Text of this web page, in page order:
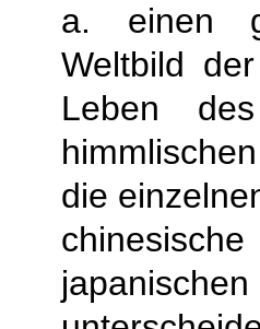
a. einen
Weltbild
Leben
die